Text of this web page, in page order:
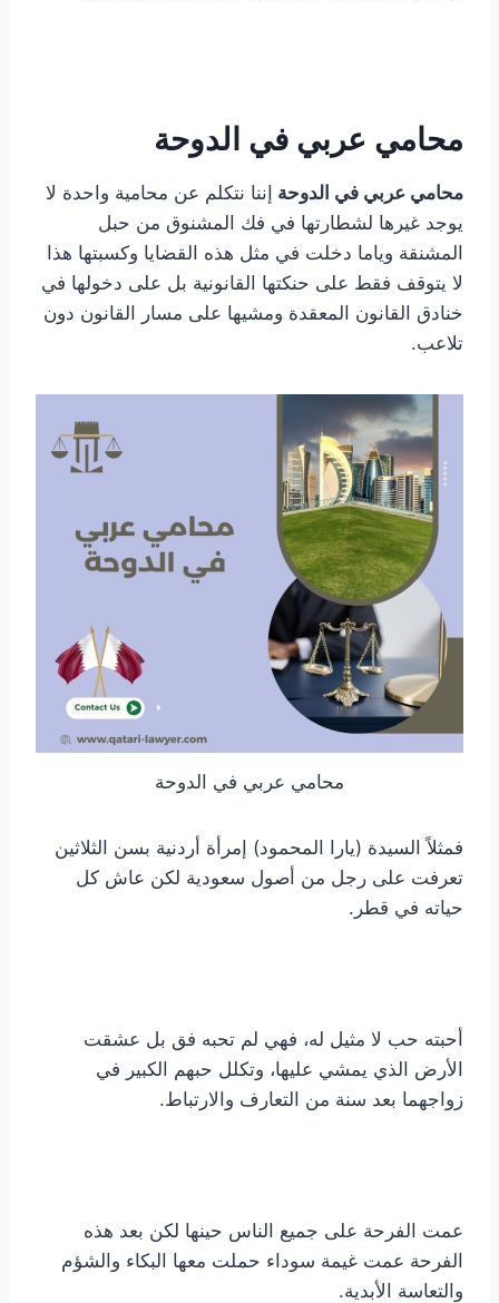
محامي عربي في الدوحة
محامي عربي في الدوحة إننا نتكلم عن محامية واحدة لا
يوجد غيرها لشطارتها في فك المشنوق من حبل
المشنقة وياما دخلت في مثل هذه القضايا وكسبتها هذا
لا يتوقف فقط على حنكتها القانونية بل على دخولها في
خنادق القانون المعقدة ومشيها على مسار القانون دون
تلاعب.
محامي عربي في الدوحة
فمثلاً السيدة (يارا المحمود) إمرأة أردنية بسن الثلاثين
تعرفت على رجل من أصول سعودية لكن عاش كل
حياته في قطر.
أحبته حب لا مثيل له، فهي لم تحبه فق بل عشقت
الأرض الذي يمشي عليها، وتكلل حبهم الكبير في
زواجهما بعد سنة من التعارف والارتباط.
عمت الفرحة على جميع الناس حينها لكن بعد هذه
الفرحة عمت غيمة سوداء حملت معها البكاء والشؤم
والتعاسة الأبدية.